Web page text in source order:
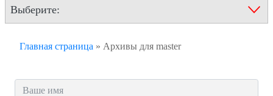
Выберите:
Главная страница » Архивы для master